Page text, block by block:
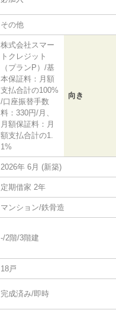
その他
株式会社スマー
トクレジット
（プランP）/基
本保証料：月額
支払合計の100%
/口座振替手数
料：330円/月、
月額保証料：月
額支払合計の1.
1%
向き
2026年 6月 (新築)
定期借家 2年
マンション/鉄骨造
-/2階/3階建
18戸
完成済み/即時